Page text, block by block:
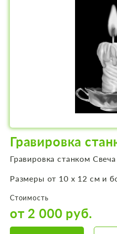
Гравировка
Гравировка станком Свеча
Размеры от 10 х 12 см и
Стоимость
от 2 000 руб.